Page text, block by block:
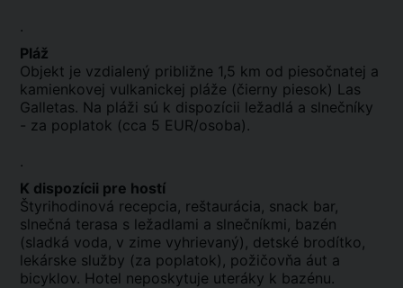
.
Pláž
Objekt je vzdialený približne 1,5 km od piesočnatej a
kamienkovej vulkanickej pláže (čierny piesok) Las
Galletas. Na pláži sú k dispozícii ležadlá a slnečníky
- za poplatok (cca 5 EUR/osoba).
.
K dispozícii pre hostí
Štyrihodinová recepcia, reštaurácia, snack bar,
slnečná terasa s ležadlami a slnečníkmi, bazén
(sladká voda, v zime vyhrievaný), detské brodítko,
lekárske služby (za poplatok), požičovňa áut a
bicyklov. Hotel neposkytuje uteráky k bazénu.